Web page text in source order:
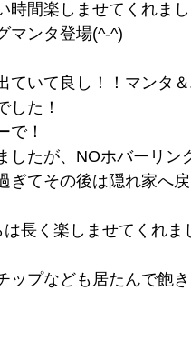
時間楽しませてくれま
マンタ登場(^-^)
ていて良し！！マンタ
した！
で！
したが、NOホバーリン
ぎてその後は隠れ家へ
長く楽しませてくれま
プなども居たんで飽き